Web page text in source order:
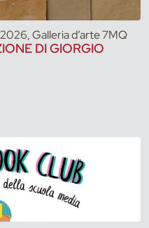
Galleria d’arte 7MQ
DI GIORGIO